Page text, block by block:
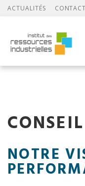
ACTUALITÉS
CONSEIL
NOTRE